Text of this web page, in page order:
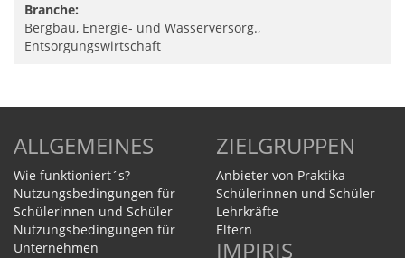
Branche:
Bergbau, Energie- und Wasserversorg.,
Entsorgungswirtschaft
ALLGEMEINES
Wie funktioniert´s?
Nutzungsbedingungen für
Schülerinnen und Schüler
Nutzungsbedingungen für
Unternehmen
ZIELGRUPPEN
Anbieter von Praktika
Schülerinnen und Schüler
Lehrkräfte
Eltern
IMPIRIS